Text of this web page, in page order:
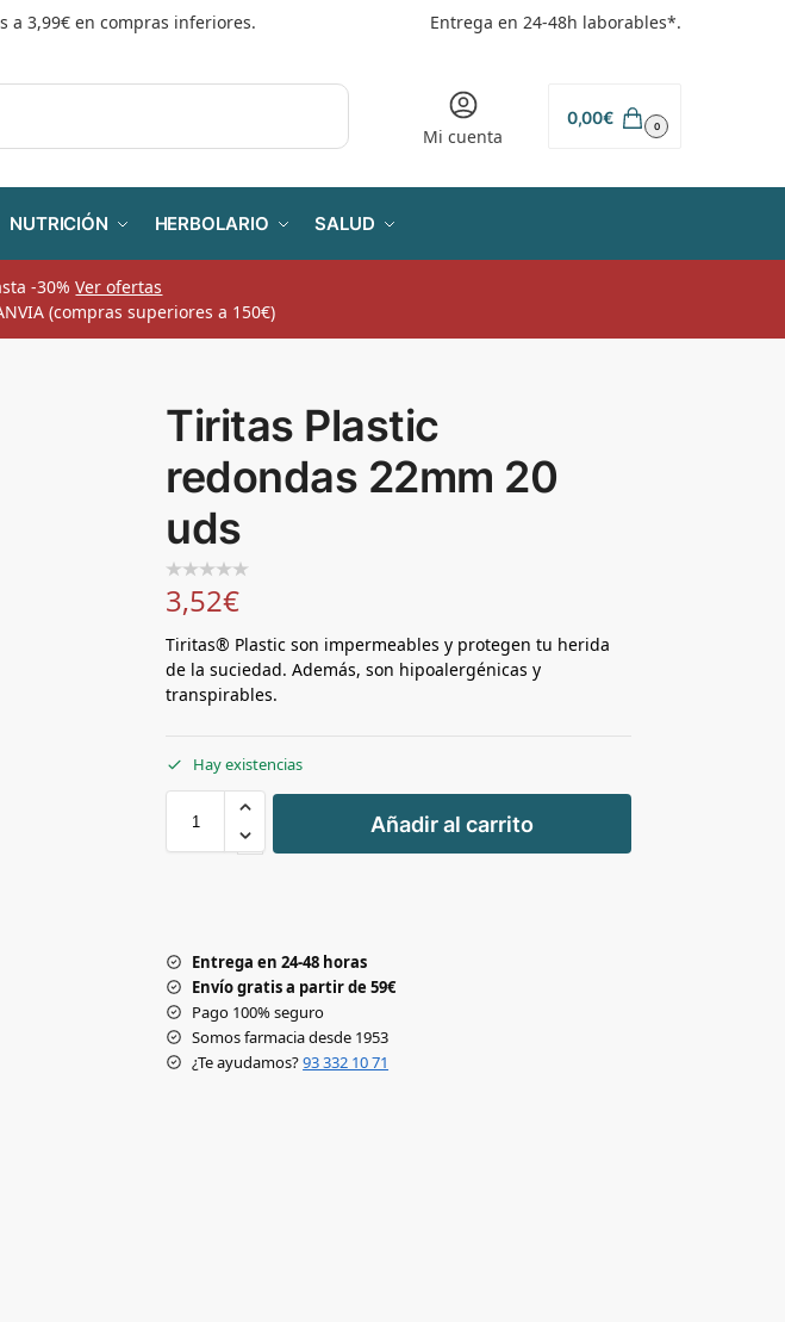
a 3,99€ en compras inferiores. Entrega en 24-48h laborables*.
Mi cuenta
0,00€ 0
NUTRICIÓN HERBOLARIO SALUD
-30%Ver ofertas
(compras superiores a 150€)
Tiritas Plastic
redondas 22mm 20
uds
3,52€
Tiritas® Plastic son impermeables y protegen tu herida
de la suciedad. Además, son hipoalergénicas y
transpirables.
Hay existencias
+
-
Añadir al carrito
Entrega en 24-48 horas
Envío gratis a partir de 59€
Pago 100% seguro
Somos farmacia desde 1953
¿Te ayudamos?93 332 10 71